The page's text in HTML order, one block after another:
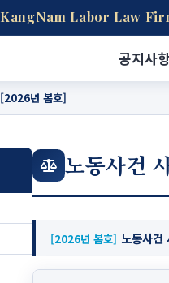
KangNam Labor Law
공지사항
[2026년 봄호]
노동사건
[2026년 봄호] 노동사건